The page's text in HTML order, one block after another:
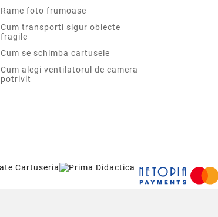
Rame foto frumoase
Cum transporti sigur obiecte
fragile
Cum se schimba cartusele
Cum alegi ventilatorul de camera
potrivit